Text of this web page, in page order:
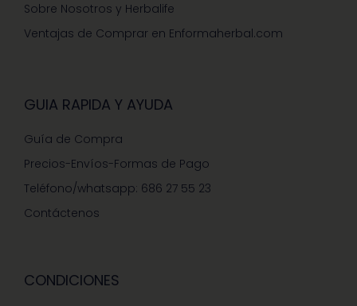
Sobre Nosotros y Herbalife
Ventajas de Comprar en Enformaherbal.com
GUIA RAPIDA Y AYUDA
Guía de Compra
Precios-Envíos-Formas de Pago
Teléfono/whatsapp: 686 27 55 23
Contáctenos
CONDICIONES